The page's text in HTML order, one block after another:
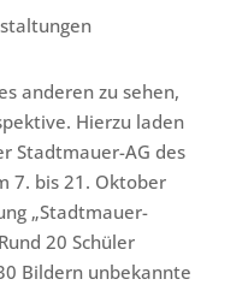
anderen zu sehen,
Hierzu laden
Stadtmauer-AG des
7. bis 21. Oktober
„Stadtmauer-
20 Schüler
Bildern unbekannte